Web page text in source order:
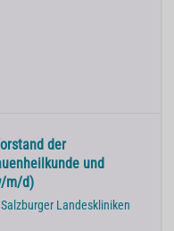
der
und
m/d)
Landeskliniken